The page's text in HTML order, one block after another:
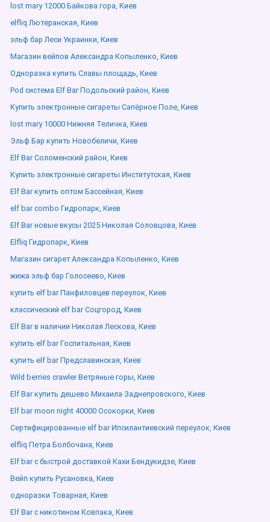
lost mary 12000 Байкова гора, Киев
elfliq Лютеранская, Киев
эльф бар Леси Украинки, Киев
Магазин вейпов Александра Копыленко, Киев
Одноразка купить Славы площадь, Киев
Pod система Elf Bar Подольский район, Киев
Купить электронные сигареты Сапёрное Поле, Киев
lost mary 10000 Нижняя Теличка, Киев
Эльф Бар купить Новобеличи, Киев
Elf Bar Соломенский район, Киев
Купить электронные сигареты Институтская, Киев
Elf Bar купить оптом Бассейная, Киев
elf bar combo Гидропарк, Киев
Elf Bar новые вкусы 2025 Николая Соловцова, Киев
Elfliq Гидропарк, Киев
Магазин сигарет Александра Копыленко, Киев
жижа эльф бар Голосеево, Киев
купить elf bar Панфиловцев переулок, Киев
классический elf bar Соцгород, Киев
Elf Bar в наличии Николая Лескова, Киев
купить elf bar Госпитальная, Киев
купить elf bar Предславинская, Киев
Wild berries crawler Ветряные горы, Киев
Elf Bar купить дешево Михаила Заднепровского, Киев
Elf bar moon night 40000 Осокорки, Киев
Сертифицированные elf bar Ипсилантиевский переулок, Киев
elfliq Петра Болбочана, Киев
Elf bar с быстрой доставкой Кахи Бендукидзе, Киев
Вейп купить Русановка, Киев
одноразки Товарная, Киев
Elf Bar с никотином Ковпака, Киев